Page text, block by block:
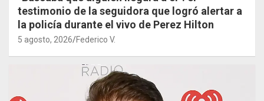
testimonio de la seguidora que logró alertar a
la policía durante el vivo de Perez Hilton
5 agosto, 2026 Federico V.